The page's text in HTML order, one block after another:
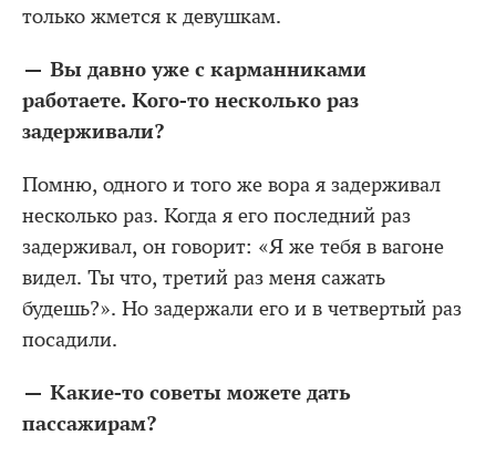
только жмется к девушкам.
— Вы давно уже с карманниками
работаете. Кого-то несколько раз
задерживали?
Помню, одного и того же вора я задерживал
несколько раз. Когда я его последний раз
задерживал, он говорит: «Я же тебя в вагоне
видел. Ты что, третий раз меня сажать
будешь?». Но задержали его и в четвертый раз
посадили.
— Какие-то советы можете дать
пассажирам?